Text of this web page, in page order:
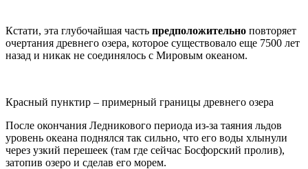
Кстати, эта глубочайшая часть предположительно повторяет
очертания древнего озера, которое существовало еще 7500 лет
назад и никак не соединялось с Мировым океаном.
Красный пунктир – примерный границы древнего озера
После окончания Ледникового периода из-за таяния льдов
уровень океана поднялся так сильно, что его воды хлынули
через узкий перешеек (там где сейчас Босфорский пролив),
затопив озеро и сделав его морем.